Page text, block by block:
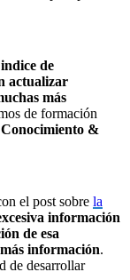
de
actualizar
más
de formación
Conocimiento &
el post sobre la
información
de esa
información.
de desarrollar